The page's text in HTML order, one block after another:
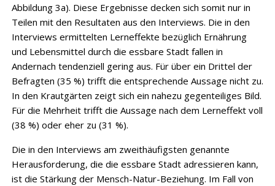
Abbildung 3a). Diese Ergebnisse decken sich somit nur in
Teilen mit den Resultaten aus den Interviews. Die in den
Interviews ermittelten Lerneffekte bezüglich Ernährung
und Lebensmittel durch die essbare Stadt fallen in
Andernach tendenziell gering aus. Für über ein Drittel der
Befragten (35 %) trifft die entsprechende Aussage nicht zu.
In den Krautgärten zeigt sich ein nahezu gegenteiliges Bild.
Für die Mehrheit trifft die Aussage nach dem Lerneffekt voll
(38 %) oder eher zu (31 %).
Die in den Interviews am zweithäufigsten genannte
Herausforderung, die die essbare Stadt adressieren kann,
ist die Stärkung der Mensch-Natur-Beziehung. Im Fall von